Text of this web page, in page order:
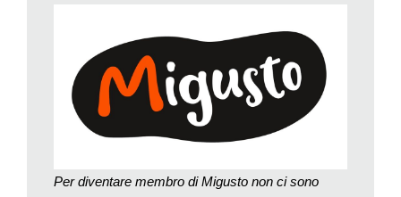
Per diventare membro di Migusto non ci sono